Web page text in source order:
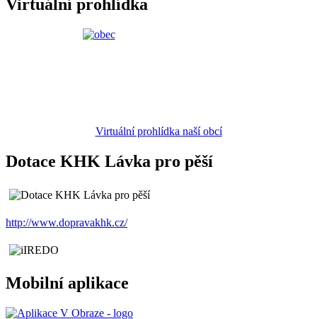
Virtuální prohlídka
Virtuální prohlídka naší obcí
Dotace KHK Lávka pro pěší
http://www.dopravakhk.cz/
Mobilní aplikace